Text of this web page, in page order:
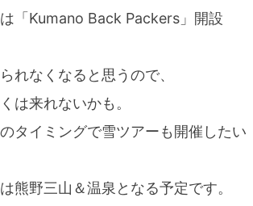
「Kumano Back Packers」開設
れなくなると思うので、
は来れないかも。
タイミングで雪ツアーも開催したい
熊野三山＆温泉となる予定です。